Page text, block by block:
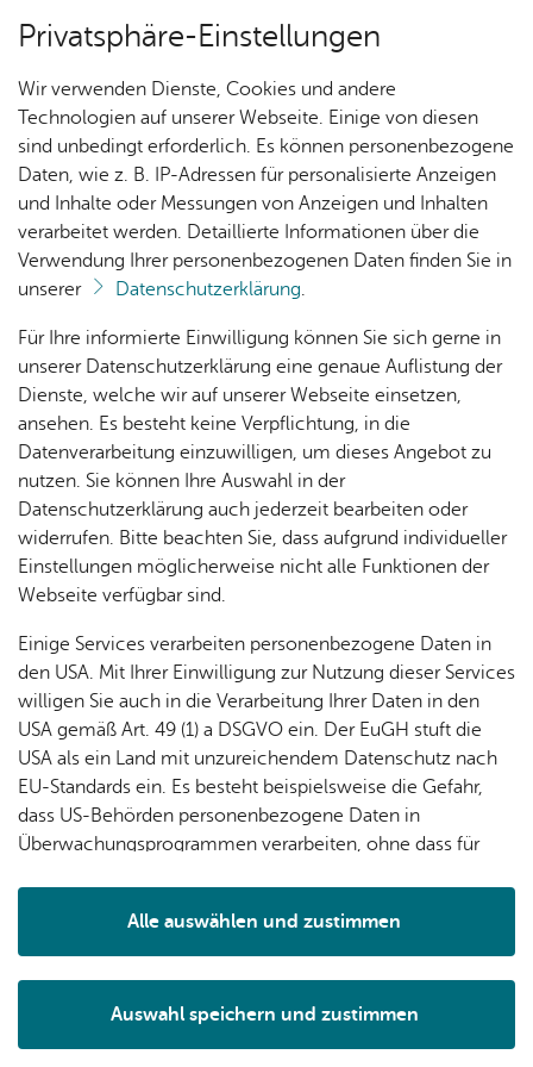
Ak­tu­el­les
Nach­
Ver­an­
stal­
tun­
gen
Kin­der­
pro­
gramm
Aus­
wahl­
Me­di­
tipps
Me­di­en­an­ge­bo­te
Vor­le­sen
Bro­schü­ren & Pro­gram­me
Broschüren mit wertvollen Tipps und
Informationen zu vielen verschiedenen Themen
liegen zur kostenlosen Mitnahme im 2. OG aus
Bro­schü­ren zu den The­men Ge­sund­heit, Fa­mi­lie,
Recht, Sucht und Be­rufs­wahl
Thea­ter- und Ki­no­pro­gram­me
Kul­tur­in­fos
Privatsphäre-Einstellungen
Wir verwenden Dienste, Cookies und andere
Technologien auf unserer Webseite. Einige von diesen
sind unbedingt erforderlich. Es können personenbezogene
Daten, wie z. B. IP-Adressen für personalisierte Anzeigen
und Inhalte oder Messungen von Anzeigen und Inhalten
verarbeitet werden. Detaillierte Informationen über die
Verwendung Ihrer personenbezogenen Daten finden Sie in
unserer
Datenschutzerklärung.
Für Ihre informierte Einwilligung können Sie sich gerne in
unserer Datenschutzerklärung eine genaue Auflistung der
Dienste, welche wir auf unserer Webseite einsetzen,
ansehen. Es besteht keine Verpflichtung, in die
Datenverarbeitung einzuwilligen, um dieses Angebot zu
nutzen. Sie können Ihre Auswahl in der
Datenschutzerklärung auch jederzeit bearbeiten oder
widerrufen. Bitte beachten Sie, dass aufgrund individueller
Einstellungen möglicherweise nicht alle Funktionen der
Webseite verfügbar sind.
Einige Services verarbeiten personenbezogene Daten in
den USA. Mit Ihrer Einwilligung zur Nutzung dieser Services
willigen Sie auch in die Verarbeitung Ihrer Daten in den
USA gemäß Art. 49 (1) a DSGVO ein. Der EuGH stuft die
USA als ein Land mit unzureichendem Datenschutz nach
EU-Standards ein. Es besteht beispielsweise die Gefahr,
dass US-Behörden personenbezogene Daten in
Überwachungsprogrammen verarbeiten, ohne dass für
Auswahl speichern und zustimmen
Alle auswählen und zustimmen